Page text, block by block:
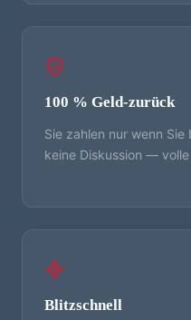
100 % Geld-zurück
Sie zahlen nur wenn
keine Diskussion —
Blitzschnell